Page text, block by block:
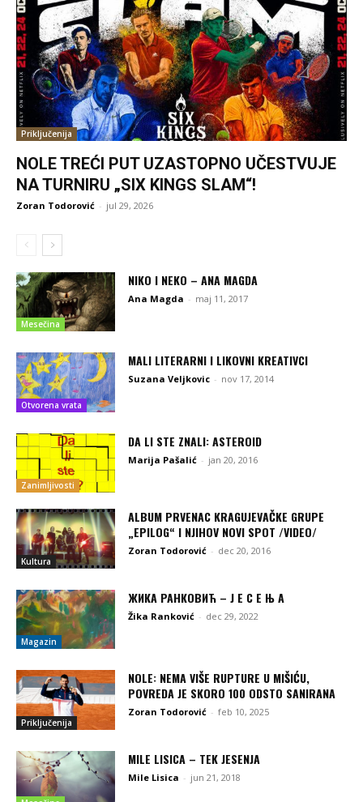
Priključenija
NOLE TREĆI PUT UZASTOPNO UČESTVUJE
NA TURNIRU „SIX KINGS SLAM“!
Zoran Todorović - jul 29, 2026
Mesečina
NIKO I NEKO – ANA MAGDA
Ana Magda - maj 11, 2017
Otvorena vrata
MALI LITERARNI I LIKOVNI KREATIVCI
Suzana Veljkovic - nov 17, 2014
Zanimljivosti
DA LI STE ZNALI: ASTEROID
Marija Pašalić - jan 20, 2016
Kultura
ALBUM PRVENAC KRAGUJEVAČKE GRUPE
„EPILOG“ I NJIHOV NOVI SPOT /VIDEO/
Zoran Todorović - dec 20, 2016
Magazin
ЖИКА РАНКОВИЋ – Ј Е С Е Њ А
Žika Ranković - dec 29, 2022
Priključenija
NOLE: NEMA VIŠE RUPTURE U MIŠIĆU,
POVREDA JE SKORO 100 ODSTO SANIRANA
Zoran Todorović - feb 10, 2025
MILE LISICA – TEK JESENJA
Mile Lisica - jun 21, 2018